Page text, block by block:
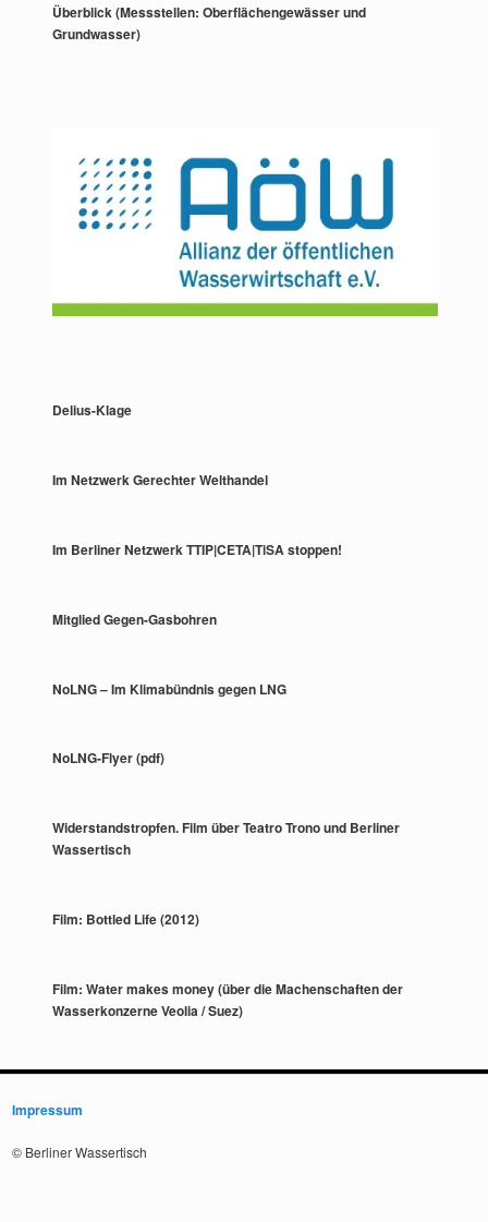
Überblick (Messstellen: Oberflächengewässer und
Grundwasser)
Delius-Klage
Im Netzwerk Gerechter Welthandel
Im Berliner Netzwerk TTIP|CETA|TiSA stoppen!
Mitglied Gegen-Gasbohren
NoLNG – Im Klimabündnis gegen LNG
NoLNG-Flyer (pdf)
Widerstandstropfen. Film über Teatro Trono und Berliner
Wassertisch
Film: Bottled Life (2012)
Film: Water makes money (über die Machenschaften der
Wasserkonzerne Veolia / Suez)
Impressum
© Berliner Wassertisch